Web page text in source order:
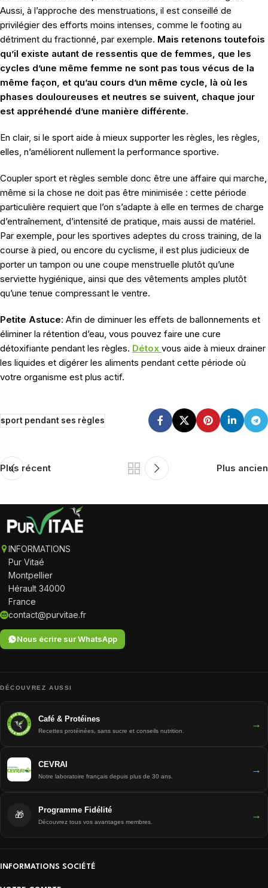
Aussi, à l’approche des menstruations, il est conseillé de
privilégier des efforts moins intenses, comme le footing au
détriment du fractionné, par exemple. Mais retenons toutefois
qu’il existe autant de ressentis que de femmes, que les
cycles d’une même femme ne sont pas tous vécus de la
même façon, et qu’au cours d’un même cycle, là où les
phases douloureuses et neutres se suivent, chaque jour
est appréhendé d’une manière différente.
En clair, si le sport aide à mieux supporter les règles, les règles,
elles, n’améliorent nullement la performance sportive.
Coupler sport et règles semble donc être une affaire qui marche,
même si la chose ne doit pas être minimisée : cette période
particulière requiert que l’on s’adapte à elle en termes de charge
d’entraînement, d’intensité de pratique, mais aussi de matériel.
Par exemple, pour les sportives adeptes du cross training, de la
course à pied, ou encore du cyclisme, il est plus judicieux de
porter un tampon ou une coupe menstruelle plutôt qu’une
serviette hygiénique, ainsi que des vêtements amples plutôt
qu’une tenue compressant le ventre.
Petite Astuce: Afin de diminuer les effets de ballonnements et
éliminer la rétention d’eau, vous pouvez faire une cure
détoxifiante pendant les règles. Détox vous aide à mieux drainer
les liquides et digérer les aliments pendant cette période où
votre organisme est plus actif.
sport pendant ses règles
Plus récent Plus ancien
INFORMATIONS
Pur Vitaé
Montpellier
Hérault 34000
France
contact@purvitae.fr
Nous écrire sur WhatsApp
DÉCOUVREZ AUSSI
Café & Protéines
Recettes protéinées, sans sucre et conseils nutrition.
→
CEVRAI
Notre laboratoire français depuis plus de 30 ans.
→
🎁 Programme Fidélité
Découvrez tous vos avantages membres.
→
INFORMATIONS SOCIÉTÉ